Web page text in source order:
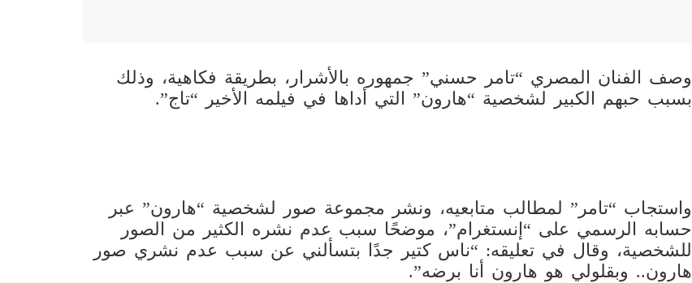
وصف الفنان المصري “تامر حسني” جمهوره بالأشرار، بطريقة فكاهية، وذلك
بسبب حبهم الكبير لشخصية “هارون” التي أداها في فيلمه الأخير “تاج”.
واستجاب “تامر” لمطالب متابعيه، ونشر مجموعة صور لشخصية “هارون” عبر
حسابه الرسمي على “إنستغرام”، موضحًا سبب عدم نشره الكثير من الصور
للشخصية، وقال في تعليقه: “ناس كتير جدًا بتسألني عن سبب عدم نشري صور
هارون.. وبقلولي هو هارون أنا برضه”.